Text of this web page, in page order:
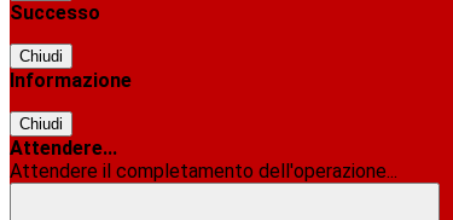
Successo
Chiudi
Informazione
Chiudi
Attendere...
Attendere il completamento dell'operazione...